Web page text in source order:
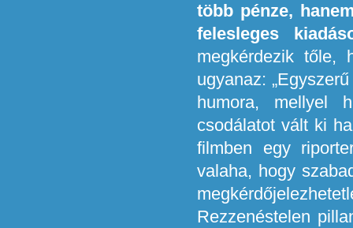
több pénze,
felesleges
megkérdezik tőle,
ugyanaz:
humora, mellyel
csodálatot vált ki
filmben egy
valaha, hogy
Rezzenéstelen